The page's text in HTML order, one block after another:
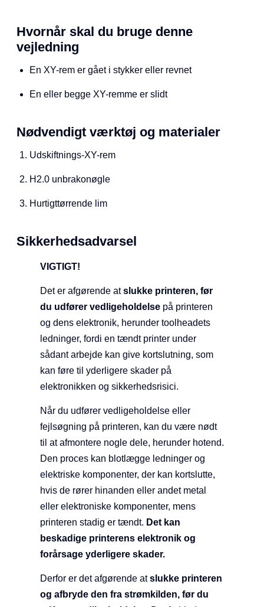
Hvornår skal du bruge denne
vejledning
En XY-rem er gået i stykker eller revnet
En eller begge XY-remme er slidt
Nødvendigt værktøj og materialer
Udskiftnings-XY-rem
H2.0 unbrakonøgle
Hurtigttørrende lim
Sikkerhedsadvarsel
VIGTIGT!
Det er afgørende atslukke printeren, før
du udfører vedligeholdelse på printeren
og dens elektronik, herunder toolheadets
ledninger, fordi en tændt printer under
sådant arbejde kan give kortslutning, som
kan føre til yderligere skader på
elektronikken og sikkerhedsrisici.
Når du udfører vedligeholdelse eller
fejlsøgning på printeren, kan du være nødt
til at afmontere nogle dele, herunder hotend.
Den proces kan blotlægge ledninger og
elektriske komponenter, der kan kortslutte,
hvis de rører hinanden eller andet metal
eller elektroniske komponenter, mens
printeren stadig er tændt. Det kan
beskadige printerens elektronik og
forårsage yderligere skader.
Derfor er det afgørende atslukke printeren
og afbryde den fra strømkilden, før du